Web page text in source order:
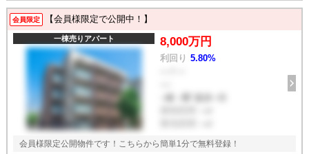
会員限定 【会員様限定で公開中！】
一棟売りアパート 8,000万円
利回り 5.80%
--線 --駅 徒歩--分
会員様限定公開物件です！こちらから簡単1分で無料登録！